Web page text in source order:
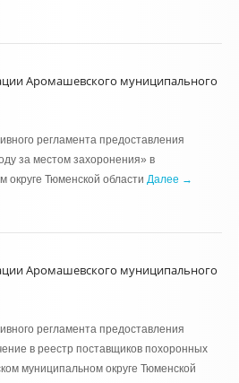
Аромашевского муниципального
регламента предоставления
за местом захоронения» в
Тюменской области Далее →
Аромашевского муниципального
регламента предоставления
в реестр поставщиков похоронных
муниципальном округе Тюменской